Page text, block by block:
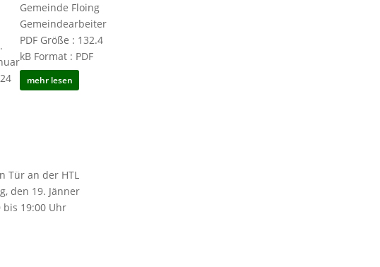
Gemeinde Floing
Gemeindearbeiter
PDF Größe : 132.4
kB Format : PDF
mehr lesen
Tür an der HTL
den 19. Jänner
bis 19:00 Uhr